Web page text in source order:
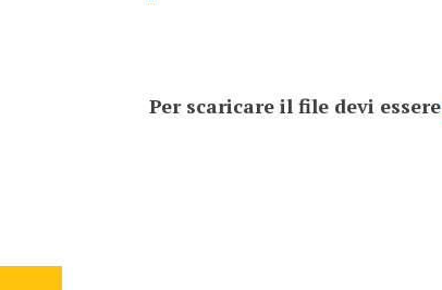
Per scaricare il file devi essere